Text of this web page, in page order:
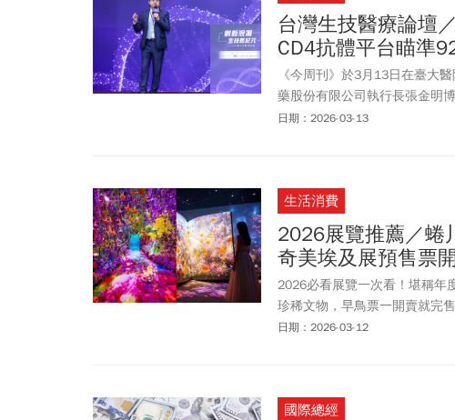
台灣生技醫療論壇
CD4抗體平台瞄準
《今周刊》於3月13日在臺大
藥股份有限公司執行長張金明
台化發展策略」為題發表演講
日期：2026-03-13
生活消費
2026展覽推薦／蜷
奇美埃及展預售票
2026必看展覽一次看！堪稱年
珍稀文物，早鳥票一開賣就完
米勒到克林姆》多件真跡首次
日期：2026-03-12
國際總經